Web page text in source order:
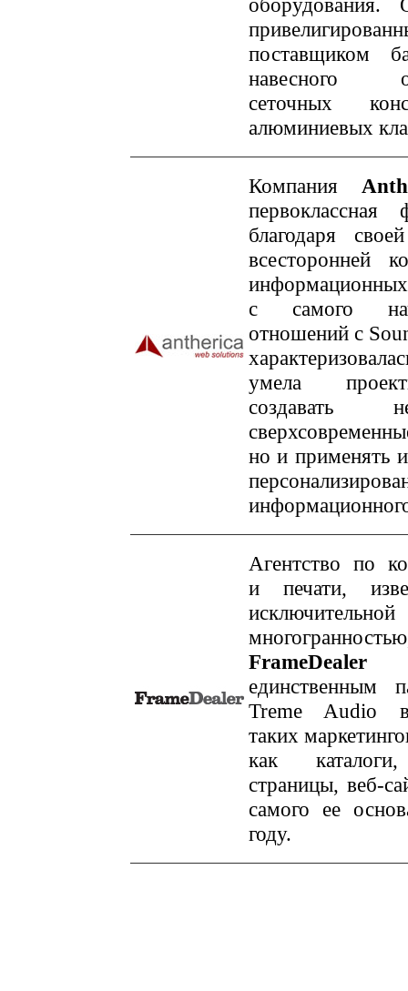
поставщиком
навесного
сеточных
алюминиевых
Компания
первоклассная
благодаря
всесторонней
с самого
отношений с
умела
создавать
но и применять
Агентство по
и печати,
исключительной
единственным
Treme Audio в
таких
как
страницы, веб-
самого ее
году.